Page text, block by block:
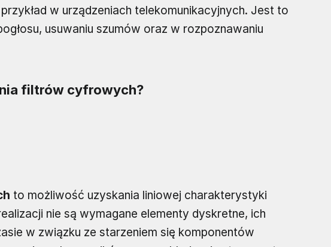
w urządzeniach telekomunikacyjnych. Jest to
usuwaniu szumów oraz w rozpoznawaniu
filtrów cyfrowych?
to możliwość uzyskania liniowej charakterystyki
nie są wymagane elementy dyskretne, ich
w związku ze starzeniem się komponentów